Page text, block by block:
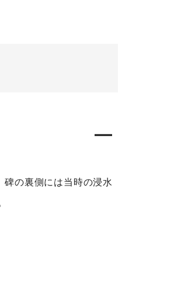
の裏側には当時の浸水